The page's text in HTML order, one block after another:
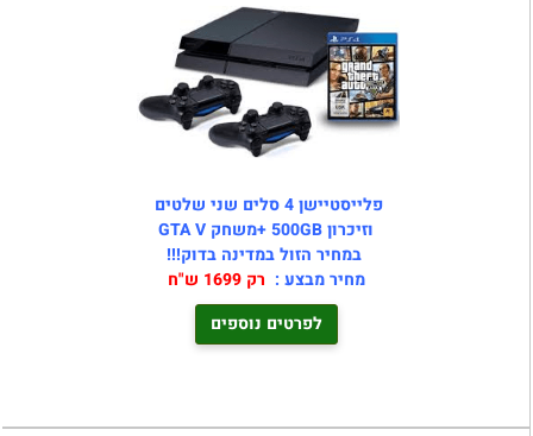
פלייסטיישן 4 סלים שני שלטים
וזיכרון 500GB +משחק GTA V
במחיר הזול במדינה בדוק!!!
מחיר מבצע : רק 1699 ש"ח
לפרטים נוספים